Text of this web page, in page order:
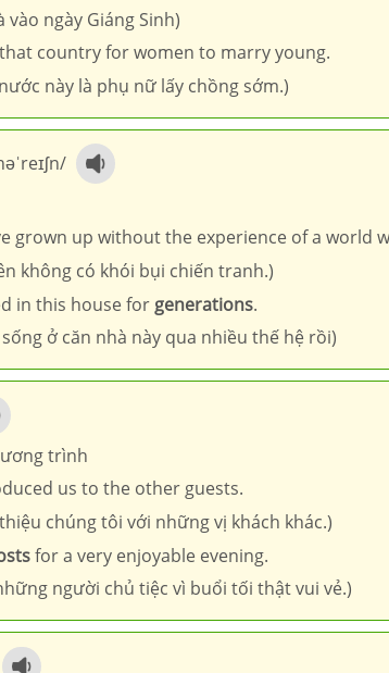
ngày Giáng Sinh)
country for women to marry young.
này là phụ nữ lấy chồng sớm.)
grown up without the experience of a world
không có khói bụi chiến tranh.)
in this house for generations.
ở căn nhà này qua nhiều thế hệ rồi)
trình
us to the other guests.
chúng tôi với những vị khách khác.)
for a very enjoyable evening.
người chủ tiệc vì buổi tối thật vui vẻ.)